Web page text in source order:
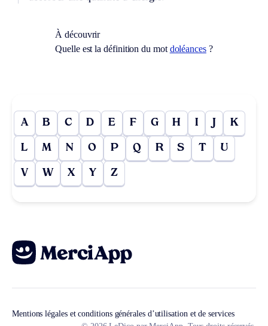
À découvrir
Quelle est la définition du mot doléances?
A B C D E F G H I J K
L M N O P Q R S T U
V W X Y Z
Mentions légales et conditions générales d’utilisation et de services